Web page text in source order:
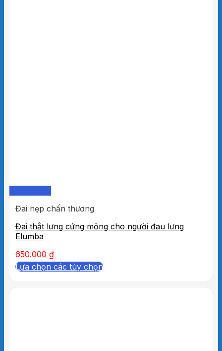
Đai nẹp chấn thương
Đai thắt lưng cứng mỏng cho người đau lưng
Elumba
650.000 ₫
Lựa chọn các tùy chọn